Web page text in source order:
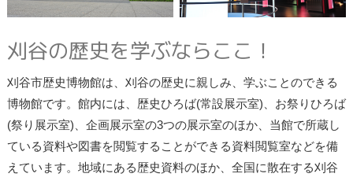
刈谷の歴史を学ぶならここ！
刈谷市歴史博物館は、刈谷の歴史に親しみ、学ぶことのできる
博物館です。館内には、歴史ひろば(常設展示室)、お祭りひろば
(祭り展示室)、企画展示室の3つの展示室のほか、当館で所蔵し
ている資料や図書を閲覧することができる資料閲覧室などを備
えています。地域にある歴史資料のほか、全国に散在する刈谷